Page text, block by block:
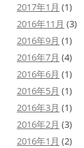
2017年1月 (1)
2016年11月 (3)
2016年9月 (1)
2016年7月 (4)
2016年6月 (1)
2016年5月 (1)
2016年3月 (1)
2016年2月 (3)
2016年1月 (2)